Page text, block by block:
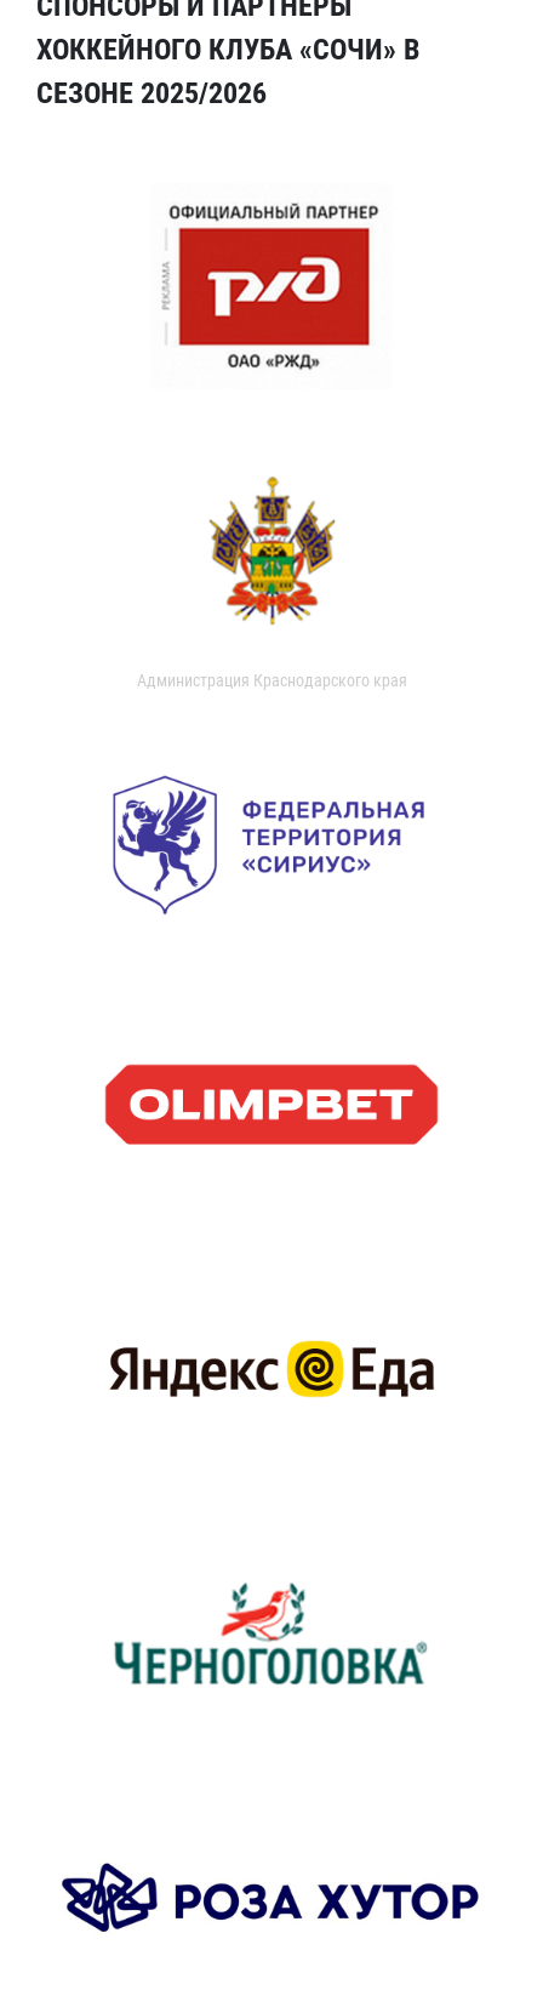
ХОККЕЙНОГО КЛУБА «СОЧИ» В
СЕЗОНЕ 2025/2026
Администрация Краснодарского края